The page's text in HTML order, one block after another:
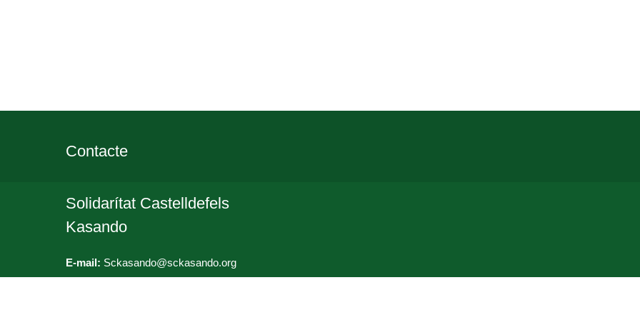
Contacte
Solidarítat Castelldefels
Kasando
E-mail: Sckasando@sckasando.org